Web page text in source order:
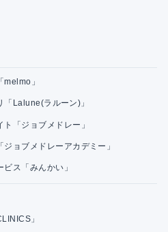
」
Lalune(ラルーン)」
「ジョブメドレー」
ョブメドレーアカデミー」
ス「みんかい」
」